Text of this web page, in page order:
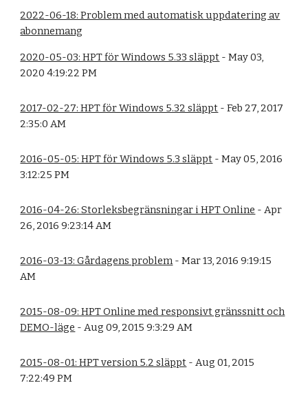
2022-06-18: Problem med automatisk uppdatering av
abonnemang
2020-05-03: HPT för Windows 5.33 släppt - May 03,
2020 4:19:22 PM
2017-02-27: HPT för Windows 5.32 släppt - Feb 27, 2017
2:35:0 AM
2016-05-05: HPT för Windows 5.3 släppt - May 05, 2016
3:12:25 PM
2016-04-26: Storleksbegränsningar i HPT Online - Apr
26, 2016 9:23:14 AM
2016-03-13: Gårdagens problem - Mar 13, 2016 9:19:15
AM
2015-08-09: HPT Online med responsivt gränssnitt och
DEMO-läge - Aug 09, 2015 9:3:29 AM
2015-08-01: HPT version 5.2 släppt - Aug 01, 2015
7:22:49 PM